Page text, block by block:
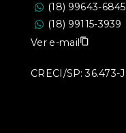
(18) 99643-6845
(18) 99115-3939
Ver e-mail
CRECI/SP: 36.473-J